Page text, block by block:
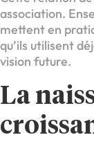
association.
mettent en
qu’ils utilisent
vision future.
La